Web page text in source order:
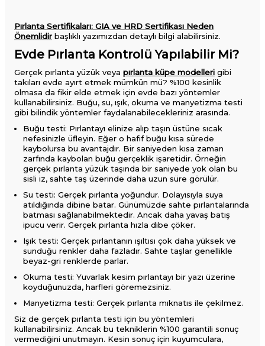
Pırlanta Sertifikaları: GIA ve HRD Sertifikası Neden
Önemlidirbaşlıklı yazımızdan detaylı bilgi alabilirsiniz.
Evde Pırlanta Kontrolü Yapılabilir Mi?
Gerçek pırlanta yüzük veya pırlanta küpe modelleri gibi
takıları evde ayırt etmek mümkün mü? %100 kesinlik
olmasa da fikir elde etmek için evde bazı yöntemler
kullanabilirsiniz. Buğu, su, ışık, okuma ve manyetizma testi
gibi bilindik yöntemler faydalanabilecekleriniz arasında.
Buğu testi: Pırlantayı elinize alıp taşın üstüne sıcak
nefesinizle üfleyin. Eğer o hafif buğu kısa sürede
kaybolursa bu avantajdır. Bir saniyeden kısa zaman
zarfında kaybolan buğu gerçeklik işaretidir. Örneğin
gerçek pırlanta yüzük taşında bir saniyede yok olan bu
sisli iz, sahte taş üzerinde daha uzun süre görülür.
Su testi: Gerçek pırlanta yoğundur. Dolayısıyla suya
atıldığında dibine batar. Günümüzde sahte pırlantalarında
batması sağlanabilmektedir. Ancak daha yavaş batış
ipucu verir. Gerçek pırlanta hızla dibe çöker.
Işık testi: Gerçek pırlantanın ışıltısı çok daha yüksek ve
sunduğu renkler daha fazladır. Sahte taşlar genellikle
beyaz-gri renklerde parlar.
Okuma testi: Yuvarlak kesim pırlantayı bir yazı üzerine
koyduğunuzda, harfleri göremezsiniz.
Manyetizma testi: Gerçek pırlanta mıknatıs ile çekilmez.
Siz de gerçek pırlanta testi için bu yöntemleri
kullanabilirsiniz. Ancak bu tekniklerin %100 garantili sonuç
vermediğini unutmayın. Kesin sonuç için kuyumculara,